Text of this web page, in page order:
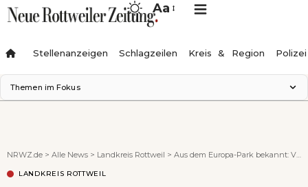
Aa
Stellenanzeigen Schlagzeilen Kreis & Region Polizei
Themen im Fokus
Ferienzauber '26
Testturm
NRWZ.de > Alle News > Landkreis Rottweil > Aus dem Europa-Park bekannt: VR-Erlebnis „YULLBE GO“ kommt nach Rottweil
LANDKREIS ROTTWEIL